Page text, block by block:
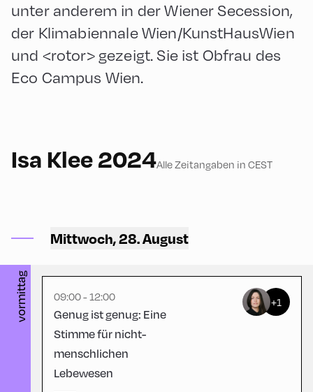
unter anderem in der Wiener Secession,
der Klimabiennale Wien/KunstHausWien
und <rotor> gezeigt. Sie ist Obfrau des
Eco Campus Wien.
Isa Klee 2024Alle Zeitangaben in CEST
Mittwoch, 28. August
vormittag
Schulhäusl
09:00 - 12:00
Genug ist genug: Eine
Stimme für nicht-
menschlichen
Lebewesen
+1